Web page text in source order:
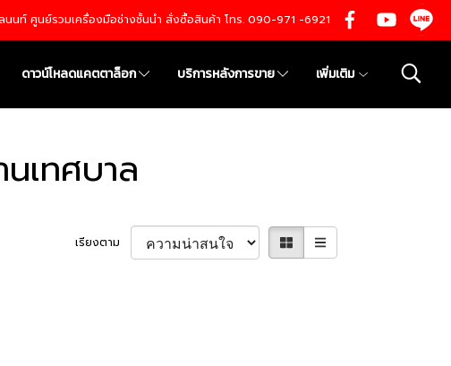
นท์ ศูนย์รวมเครื่องมือช่างชั้นนำ สั่งซื้อสินค้า โทร. 090-971 -6921
ดาวน์โหลดแคตตาล็อก บริการหลังการขาย เพิ่มเติม
เทศบาล
เรียงตาม